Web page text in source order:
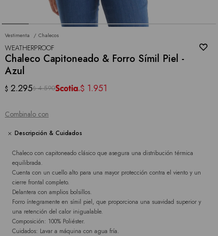
Vestimenta Chalecos
WEATHERPROOF
Chaleco Capitoneado & Forro Símil Piel -
Azul
$ 2.295$ 4.590 $ 1.951
Combinalo con
Descripción & Cuidados
Chaleco con capitoneado clásico que asegura una distribución térmica
equilibrada.
Cuenta con un cuello alto para una mayor protección contra el viento y un
cierre frontal completo.
Delantera con amplios bolsillos.
Forro íntegramente en símil piel, que proporciona una suavidad superior y
una retención del calor inigualable.
Composición: 100% Poliéster.
Cuidados: Lavar a máquina con agua fría.